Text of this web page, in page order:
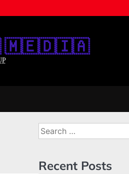
🇲‌🇪‌🇩‌🇮‌🇦‌
Search
for:
Recent Posts